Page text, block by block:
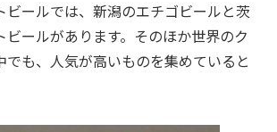
ールでは、新潟のエチゴビールと茨
ビールがあります。そのほか世界のク
でも、人気が高いものを集めていると